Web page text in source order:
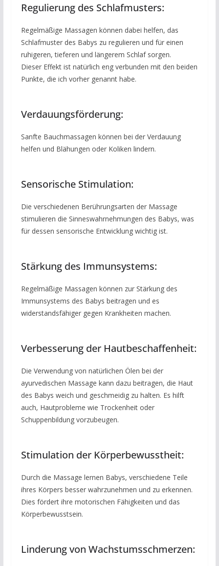
Regulierung des Schlafmusters:
Regelmäßige Massagen können dabei helfen, das
Schlafmuster des Babys zu regulieren und für einen
ruhigeren, tieferen und längerem Schlaf sorgen.
Dieser Effekt ist natürlich eng verbunden mit den beiden
Punkte, die ich vorher genannt habe.
Verdauungsförderung:
Sanfte Bauchmassagen können bei der Verdauung
helfen und Blähungen oder Koliken lindern.
Sensorische Stimulation:
Die verschiedenen Berührungsarten der Massage
stimulieren die Sinneswahrnehmungen des Babys, was
für dessen sensorische Entwicklung wichtig ist.
Stärkung des Immunsystems:
Regelmäßige Massagen können zur Stärkung des
Immunsystems des Babys beitragen und es
widerstandsfähiger gegen Krankheiten machen.
Verbesserung der Hautbeschaffenheit:
Die Verwendung von natürlichen Ölen bei der
ayurvedischen Massage kann dazu beitragen, die Haut
des Babys weich und geschmeidig zu halten. Es hilft
auch, Hautprobleme wie Trockenheit oder
Schuppenbildung vorzubeugen.
Stimulation der Körperbewusstheit:
Durch die Massage lernen Babys, verschiedene Teile
ihres Körpers besser wahrzunehmen und zu erkennen.
Dies fördert ihre motorischen Fähigkeiten und das
Körperbewusstsein.
Linderung von Wachstumsschmerzen: